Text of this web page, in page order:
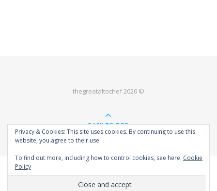
thegreataltochef 2026 ©
BACK TO TOP
Privacy & Cookies: This site uses cookies. By continuing to use this
website, you agree to their use.
To find out more, including how to control cookies, see here: Cookie
Policy